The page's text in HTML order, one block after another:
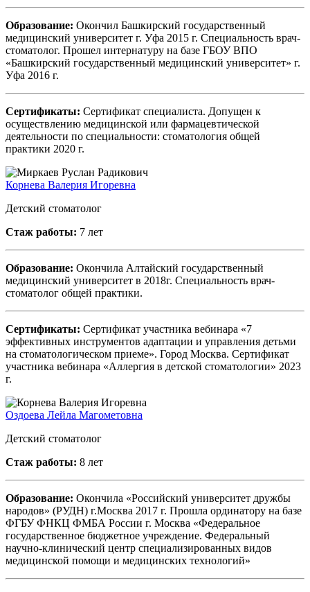
Образование: Окончил Башкирский государственный
медицинский университет г. Уфа 2015 г. Специальность врач-
стоматолог. Прошел интернатуру на базе ГБОУ ВПО
«Башкирский государственный медицинский университет» г.
Уфа 2016 г.
Сертификаты: Сертификат специалиста. Допущен к
осуществлению медицинской или фармацевтической
деятельности по специальности: стоматология общей
практики 2020 г.
Корнева Валерия Игоревна
Детский стоматолог
Стаж работы: 7 лет
Образование: Окончила Алтайский государственный
медицинский университет в 2018г. Специальность врач-
стоматолог общей практики.
Сертификаты: Сертификат участника вебинара «7
эффективных инструментов адаптации и управления детьми
на стоматологическом приеме». Город Москва. Сертификат
участника вебинара «Аллергия в детской стоматологии» 2023
г.
Оздоева Лейла Магометовна
Детский стоматолог
Стаж работы: 8 лет
Образование: Окончила «Российский университет дружбы
народов» (РУДН) г.Москва 2017 г. Прошла ординатору на базе
ФГБУ ФНКЦ ФМБА России г. Москва «Федеральное
государственное бюджетное учреждение. Федеральный
научно-клинический центр специализированных видов
медицинской помощи и медицинских технологий»